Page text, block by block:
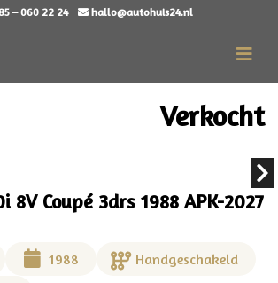
– 060 22 24 hallo@autohuis24.nl
Verkocht
8V Coupé 3drs 1988 APK-2027
1988
Handgeschakeld